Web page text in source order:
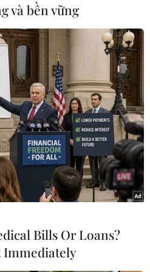
thể Delta
#Ca mắc mới
và bền vững
Bills Or Loans?
Immediately